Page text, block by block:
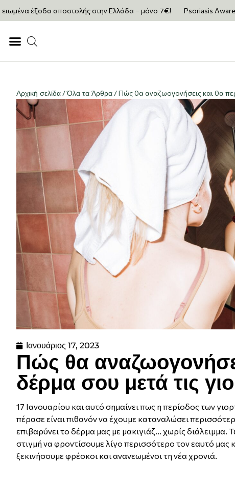
έξοδα αποστολής στην Ελλάδα – μόνο 7€! Psoriasis
Αρχική σελίδα /Όλα τα Άρθρα / Πώς θα αναζωογονήσεις και θα
Ιανουάριος 17, 2023
Πώς θα
δέρμα σου μετά τις
17 Ιανουαρίου και αυτό σημαίνει πως η περίοδος των
πέρασε είναι πιθανόν να έχουμε καταναλώσει
επιβαρύνει το δέρμα μας με μακιγιάζ... χωρίς
στιγμή να φροντίσουμε λίγο περισσότερο τον εαυτό
ξεκινήσουμε φρέσκοι και ανανεωμένοι τη νέα χρονιά.